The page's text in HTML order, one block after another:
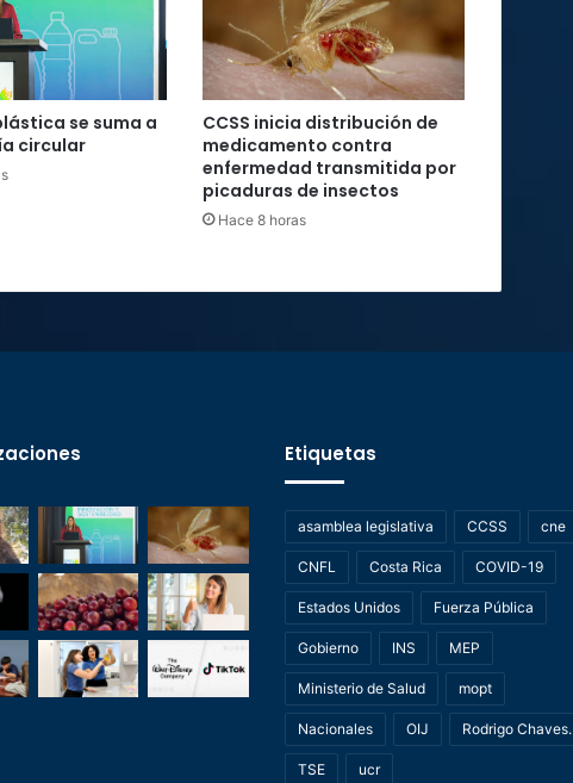
se suma a
circular
CCSS inicia distribución de
medicamento contra
enfermedad transmitida por
picaduras de insectos
Hace 8 horas
Etiquetas
asamblea legislativa CCSS cne
CNFL Costa Rica COVID-19
Estados Unidos Fuerza Pública
Gobierno INS MEP
Ministerio de Salud mopt
Nacionales OIJ Rodrigo Chaves.
TSE ucr